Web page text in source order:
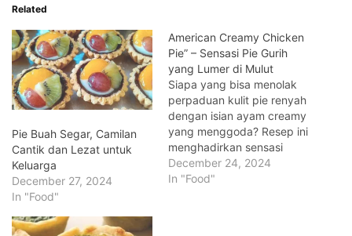
Related
Pie Buah Segar, Camilan
Cantik dan Lezat untuk
Keluarga
December 27, 2024
In "Food"
American Creamy Chicken
Pie” – Sensasi Pie Gurih
yang Lumer di Mulut
Siapa yang bisa menolak
perpaduan kulit pie renyah
dengan isian ayam creamy
yang menggoda? Resep ini
menghadirkan sensasi
gurih dan creamy dalam
setiap gigitan. Cocok
December 24, 2024
In "Food"